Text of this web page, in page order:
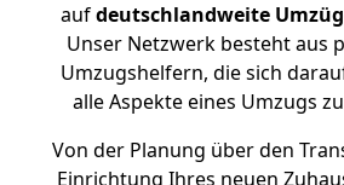
aufdeutschlandweite
Unser Netzwerk besteht aus
Umzugshelfern, die sich
alle Aspekte eines Umzugs
Von der Planung über den
Einrichtung Ihres neuen